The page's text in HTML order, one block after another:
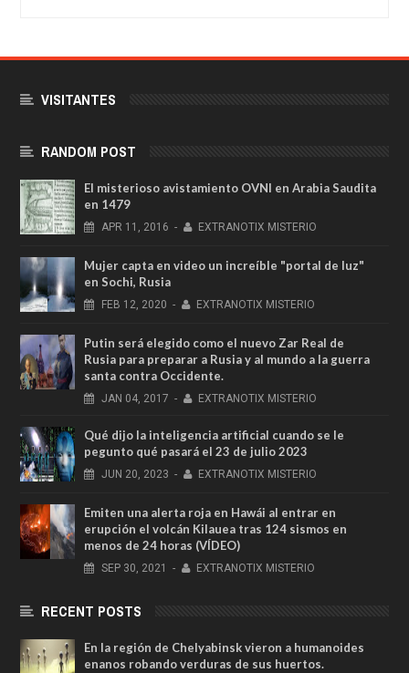
VISITANTES
RANDOM POST
El misterioso avistamiento OVNI en Arabia Saudita
en 1479
APR 11, 2016 - EXTRANOTIX MISTERIO
Mujer capta en video un increíble "portal de luz"
en Sochi, Rusia
FEB 12, 2020 - EXTRANOTIX MISTERIO
Putin será elegido como el nuevo Zar Real de
Rusia para preparar a Rusia y al mundo a la guerra
santa contra Occidente.
JAN 04, 2017 - EXTRANOTIX MISTERIO
Qué dijo la inteligencia artificial cuando se le
pegunto qué pasará el 23 de julio 2023
JUN 20, 2023 - EXTRANOTIX MISTERIO
Emiten una alerta roja en Hawái al entrar en
erupción el volcán Kilauea tras 124 sismos en
menos de 24 horas (VÍDEO)
SEP 30, 2021 - EXTRANOTIX MISTERIO
RECENT POSTS
En la región de Chelyabinsk vieron a humanoides
enanos robando verduras de sus huertos.